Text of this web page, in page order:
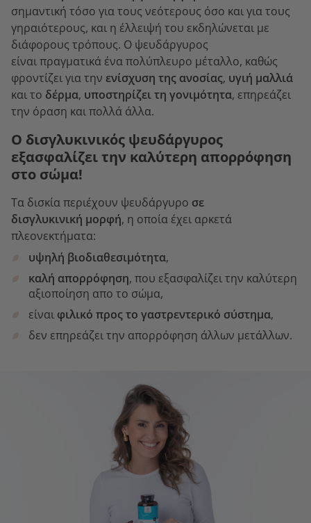
σημαντική τόσο για τους νεότερους όσο και για τους
γηραιότερους, και η έλλειψή του εκδηλώνεται με
διάφορους τρόπους. Ο ψευδάργυρος
είναι πραγματικά ένα πολύπλευρο μέταλλο, καθώς
φροντίζει για την ενίσχυση της ανοσίας, υγιή μαλλιά
και το δέρμα, υποστηρίζει τη γονιμότητα, επηρεάζει
την όραση και πολλά άλλα.
Ο δισγλυκινικός ψευδάργυρος
εξασφαλίζει την καλύτερη απορρόφηση
στο σώμα!
Τα δισκία περιέχουν ψευδάργυρο σε
δισγλυκινική μορφή, η οποία έχει αρκετά
πλεονεκτήματα:
υψηλή βιοδιαθεσιμότητα,
καλή απορρόφηση, που εξασφαλίζει την καλύτερη
αξιοποίηση απο το σώμα,
είναι φιλικό προς το γαστρεντερικό σύστημα,
δεν επηρεάζει την απορρόφηση άλλων μετάλλων.